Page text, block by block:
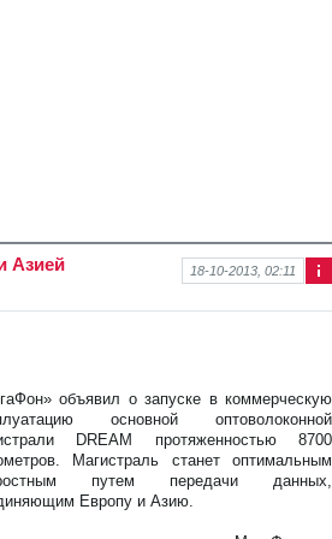
фо
ост
и
18-10-2013, 02:11
Азией
объявил о запуске в коммерческую
основной оптоволоконной
DREAM протяженностью 8700
Магистраль станет оптимальным
путем передачи данных,
Европу и Азию.